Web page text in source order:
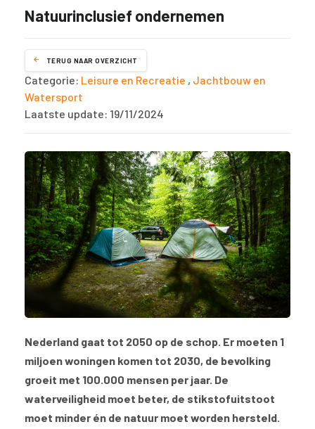
Natuurinclusief ondernemen
TERUG NAAR OVERZICHT
Categorie: Leisure en Recreatie , Jachtbouw en
Watersport
Laatste update: 19/11/2024
Nederland gaat tot 2050 op de schop. Er moeten 1
miljoen woningen komen tot 2030, de bevolking
groeit met 100.000 mensen per jaar. De
waterveiligheid moet beter, de stikstofuitstoot
moet minder én de natuur moet worden hersteld.